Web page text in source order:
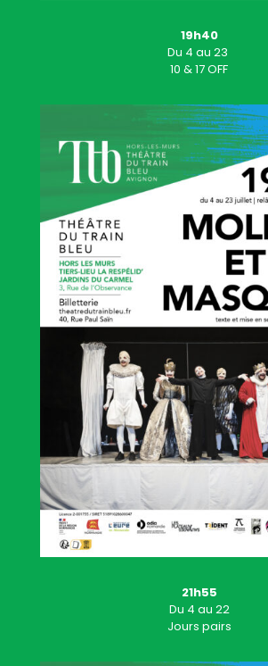
19h40
Du 4 au 23
10 & 17 OFF
21h55
Du 4 au 22
Jours pairs